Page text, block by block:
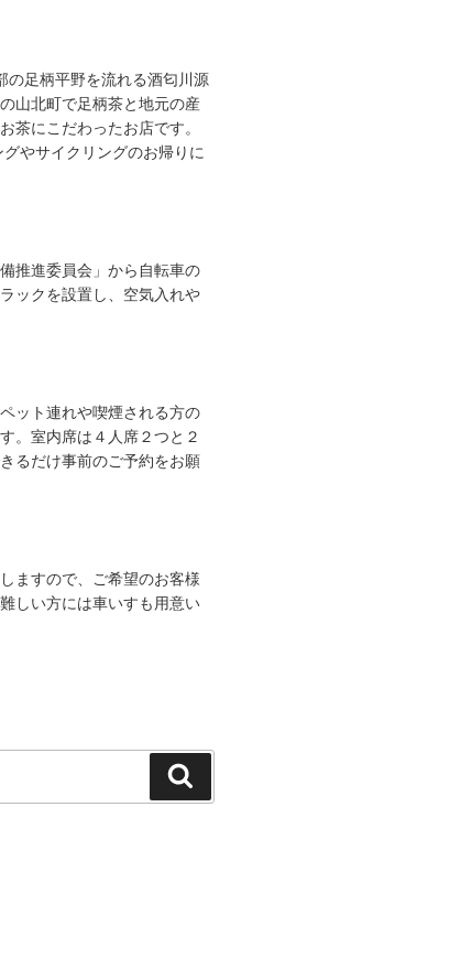
の足柄平野を流れる酒匂川源
山北町で足柄茶と地元の産
茶にこだわったお店です。
やサイクリングのお帰りに
推進委員会」から自転車の
ックを設置し、空気入れや
ット連れや喫煙される方の
。室内席は４人席２つと２
るだけ事前のご予約をお願
ますので、ご希望のお客様
しい方には車いすも用意い
索